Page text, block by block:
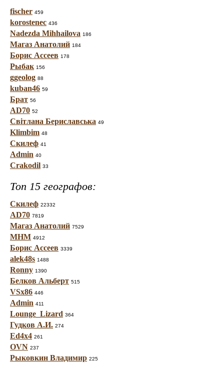
fischer 459
korostenec 436
Nadezda Mihhailova 186
Магаз Анатолий 184
Борис Ассеев 178
Рыбак 156
ggeolog 88
kuban46 59
Брат 56
AD70 52
Світлана Бериславська 49
Klimbim 48
Скилеф 41
Admin 40
Crakodil 33
Топ 15 географов:
Скилеф 22332
AD70 7819
Магаз Анатолий 7529
МНМ 4912
Борис Ассеев 3339
alek48s 1488
Ronny 1390
Белков Альберт 515
VSx86 446
Admin 411
Lounge_Lizard 364
Гудков А.И. 274
Ed4x4 261
OVN 237
Рыковкин Владимир 225